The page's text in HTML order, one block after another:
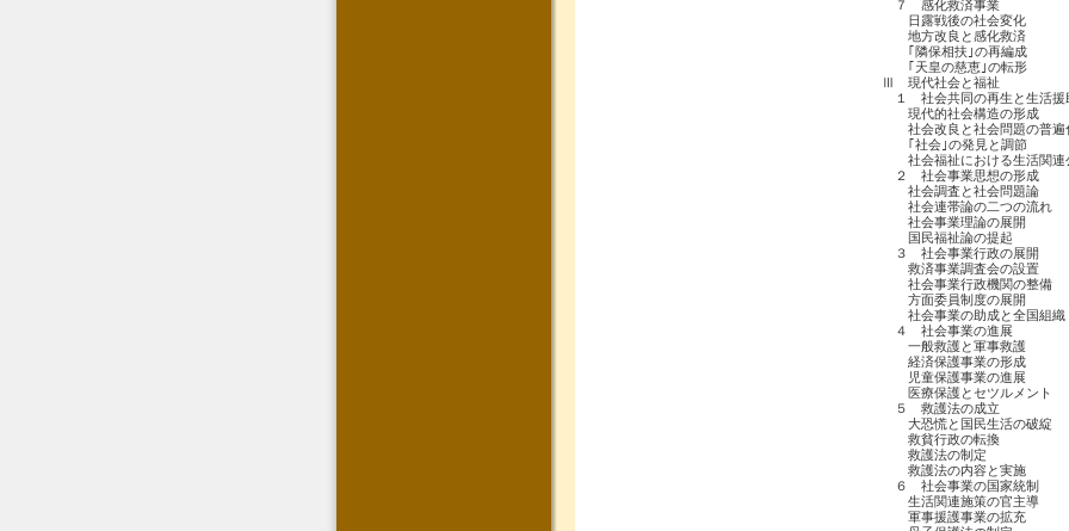
７ 感化救済事業
日露戦後の社会変化
地方改良と感化救済
｢隣保相扶｣の再編成
｢天皇の慈恵｣の転形
Ⅲ 現代社会と福祉
１ 社会共同の再生と生活援
現代的社会構造の形成
社会改良と社会問題の普遍
｢社会｣の発見と調節
社会福祉における生活関連
２ 社会事業思想の形成
社会調査と社会問題論
社会連帯論の二つの流れ
社会事業理論の展開
国民福祉論の提起
３ 社会事業行政の展開
救済事業調査会の設置
社会事業行政機関の整備
方面委員制度の展開
社会事業の助成と全国組織
４ 社会事業の進展
一般救護と軍事救護
経済保護事業の形成
児童保護事業の進展
医療保護とセツルメント
５ 救護法の成立
大恐慌と国民生活の破綻
救貧行政の転換
救護法の制定
救護法の内容と実施
６ 社会事業の国家統制
生活関連施策の官主導
軍事援護事業の拡充